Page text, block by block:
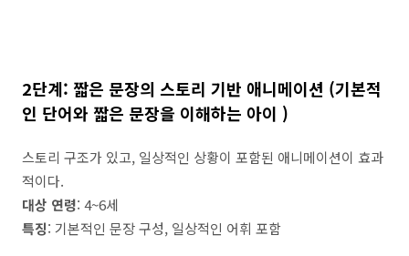
2단계: 짧은 문장의 스토리 기반 애니메이션 (기본적
인 단어와 짧은 문장을 이해하는 아이 )
스토리 구조가 있고, 일상적인 상황이 포함된 애니메이션이 효과
적이다.
대상 연령: 4~6세
특징: 기본적인 문장 구성, 일상적인 어휘 포함